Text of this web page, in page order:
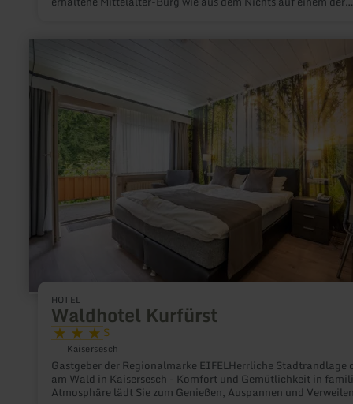
erhaltenen Schätzen: der imposante Rittersaal, die Rüst- und
Schatzkammer oder die Schlaf-, Wohn- und Schreibzimmer.
kann man zwischen April und November auch bei einer
erleben.
HOTEL
Waldhotel Kurfürst
S
Kaisersesch
Gastgeber der Regionalmarke EIFELHerrliche Stadtrandlage
am Wald in Kaisersesch - Komfort und Gemütlichkeit in
Atmosphäre lädt Sie zum Genießen, Auspannen und
zu:
Waldhotel
Kurfürst